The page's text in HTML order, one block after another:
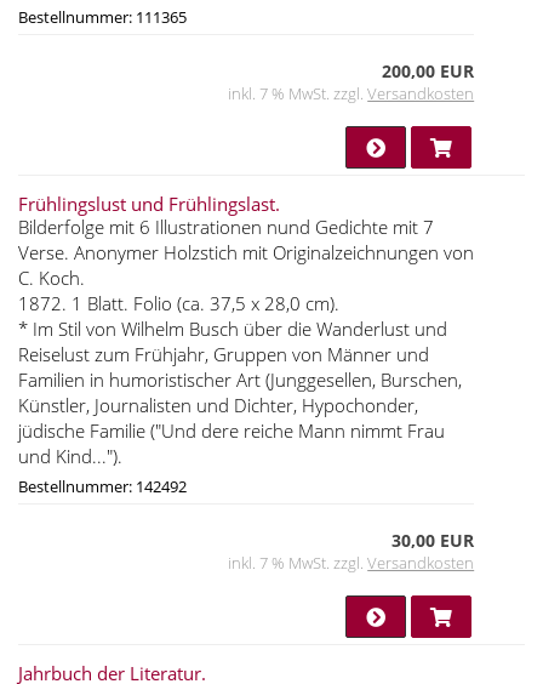
Bestellnummer: 111365
200,00 EUR
inkl. 7 % MwSt. zzgl.Versandkosten
Frühlingslust und Frühlingslast.
Bilderfolge mit 6 Illustrationen nund Gedichte mit 7
Verse. Anonymer Holzstich mit Originalzeichnungen von
C. Koch.
1872. 1 Blatt. Folio (ca. 37,5 x 28,0 cm).
* Im Stil von Wilhelm Busch über die Wanderlust und
Reiselust zum Frühjahr, Gruppen von Männer und
Familien in humoristischer Art (Junggesellen, Burschen,
Künstler, Journalisten und Dichter, Hypochonder,
jüdische Familie ("Und dere reiche Mann nimmt Frau
und Kind...").
Bestellnummer: 142492
30,00 EUR
inkl. 7 % MwSt. zzgl.Versandkosten
Jahrbuch der Literatur.